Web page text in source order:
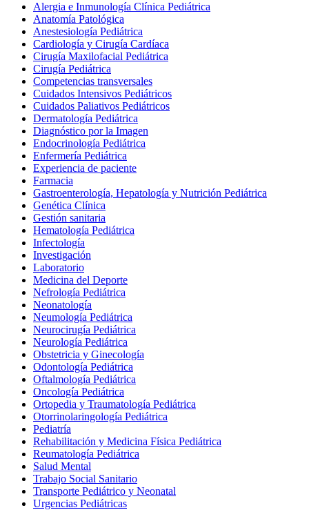
Alergia e Inmunología Clínica Pediátrica
Anatomía Patológica
Anestesiología Pediátrica
Cardiología y Cirugía Cardíaca
Cirugía Maxilofacial Pediátrica
Cirugía Pediátrica
Competencias transversales
Cuidados Intensivos Pediátricos
Cuidados Paliativos Pediátricos
Dermatología Pediátrica
Diagnóstico por la Imagen
Endocrinología Pediátrica
Enfermería Pediátrica
Experiencia de paciente
Farmacia
Gastroenterología, Hepatología y Nutrición Pediátrica
Genética Clínica
Gestión sanitaria
Hematología Pediátrica
Infectología
Investigación
Laboratorio
Medicina del Deporte
Nefrología Pediátrica
Neonatología
Neumología Pediátrica
Neurocirugía Pediátrica
Neurología Pediátrica
Obstetricia y Ginecología
Odontología Pediátrica
Oftalmología Pediátrica
Oncología Pediátrica
Ortopedia y Traumatología Pediátrica
Otorrinolaringología Pediátrica
Pediatría
Rehabilitación y Medicina Física Pediátrica
Reumatología Pediátrica
Salud Mental
Trabajo Social Sanitario
Transporte Pediátrico y Neonatal
Urgencias Pediátricas